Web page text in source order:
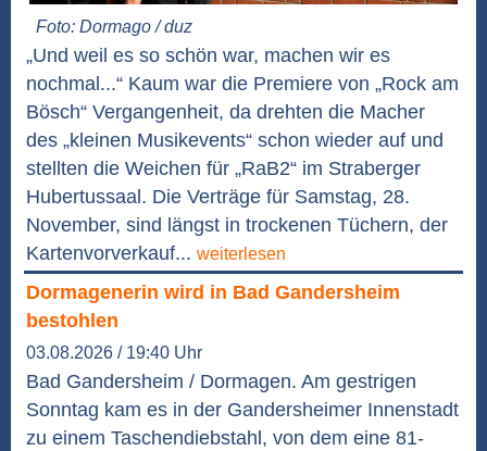
Foto: Dormago / duz
„Und weil es so schön war, machen wir es
nochmal...“ Kaum war die Premiere von „Rock am
Bösch“ Vergangenheit, da drehten die Macher
des „kleinen Musikevents“ schon wieder auf und
stellten die Weichen für „RaB2“ im Straberger
Hubertussaal. Die Verträge für Samstag, 28.
November, sind längst in trockenen Tüchern, der
Kartenvorverkauf... weiterlesen
Dormagenerin wird in Bad Gandersheim
bestohlen
03.08.2026 / 19:40 Uhr
Bad Gandersheim / Dormagen. Am gestrigen
Sonntag kam es in der Gandersheimer Innenstadt
zu einem Taschendiebstahl, von dem eine 81-